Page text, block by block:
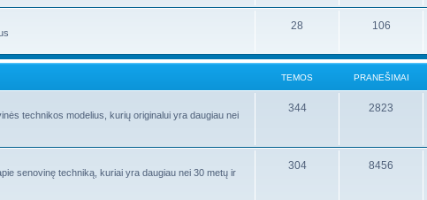
28 106
TEMOS PRANEŠIMAI
technikos modelius, kurių originalui yra daugiau nei
344 2823
senovinę techniką, kuriai yra daugiau nei 30 metų ir
304 8456